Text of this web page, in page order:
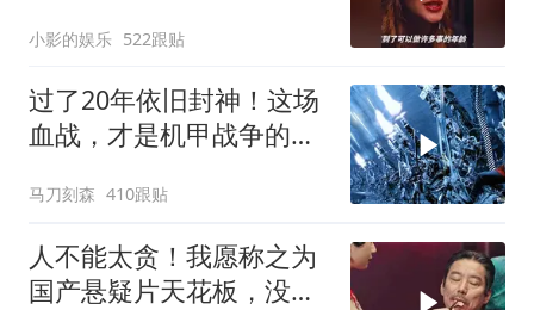
小影的娱乐 522跟贴
过了20年依旧封神！这场
血战，才是机甲战争的真
马刀刻森 410跟贴
人不能太贪！我愿称之为
国产悬疑片天花板，没有